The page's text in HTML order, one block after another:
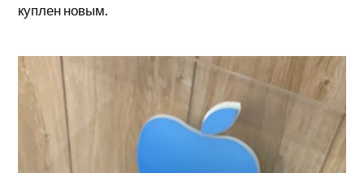
куплен новым.